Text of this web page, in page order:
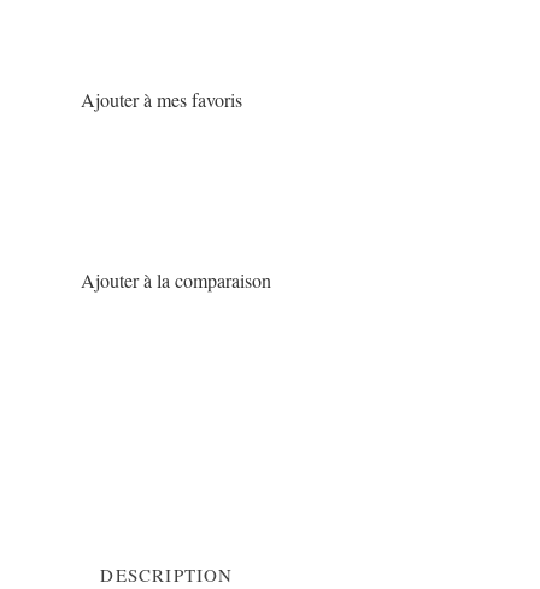
Ajouter à mes favoris
Ajouter à la comparaison
DESCRIPTION